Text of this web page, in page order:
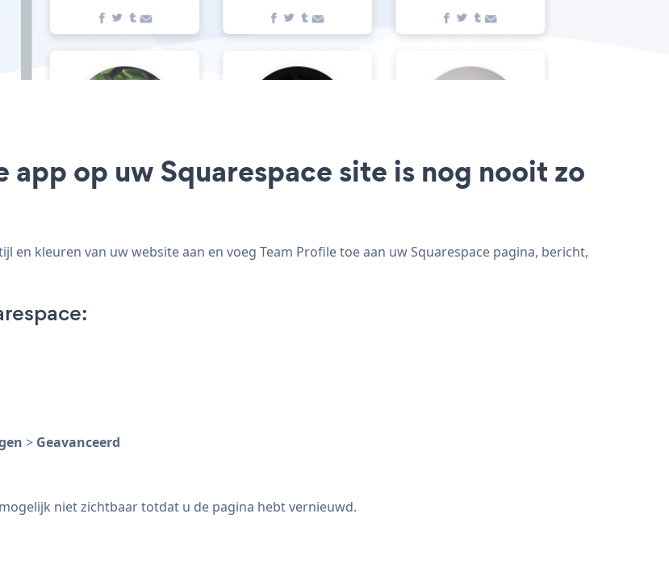
op uw Squarespace site is nog nooit zo
en kleuren van uw website aan en voeg Team Profile toe aan uw Squarespace pagina, bericht,
> Geavanceerd
niet zichtbaar totdat u de pagina hebt vernieuwd.